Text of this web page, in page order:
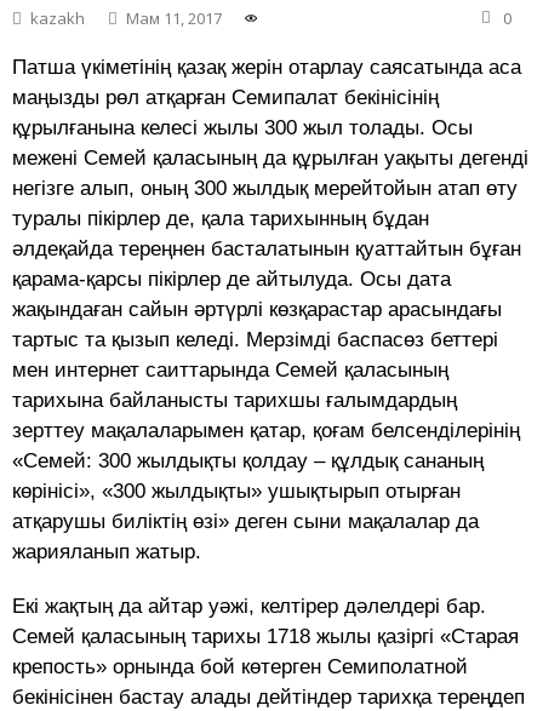
kazakh Мам 11, 2017 0
Патша үкіметінің қазақ жерін отарлау саясатында аса
маңызды рөл атқарған Семипалат бекінісінің
құрылғанына келесі жылы 300 жыл толады. Осы
межені Семей қаласының да құрылған уақыты дегенді
негізге алып, оның 300 жылдық мерейтойын атап өту
туралы пікірлер де, қала тарихынның бұдан
әлдеқайда тереңнен басталатынын қуаттайтын бұған
қарама-қарсы пікірлер де айтылуда. Осы дата
жақындаған сайын әртүрлі көзқарастар арасындағы
тартыс та қызып келеді. Мерзімді баспасөз беттері
мен интернет саиттарында Семей қаласының
тарихына байланысты тарихшы ғалымдардың
зерттеу мақалаларымен қатар, қоғам белсенділерінің
«Семей: 300 жылдықты қолдау – құлдық сананың
көрінісі», «300 жылдықты» ушықтырып отырған
атқарушы биліктің өзі» деген сыни мақалалар да
жарияланып жатыр.
Екі жақтың да айтар уәжі, келтірер дәлелдері бар.
Семей қаласының тарихы 1718 жылы қазіргі «Старая
крепость» орнында бой көтерген Семиполатной
бекінісінен бастау алады дейтіндер тарихқа тереңдеп